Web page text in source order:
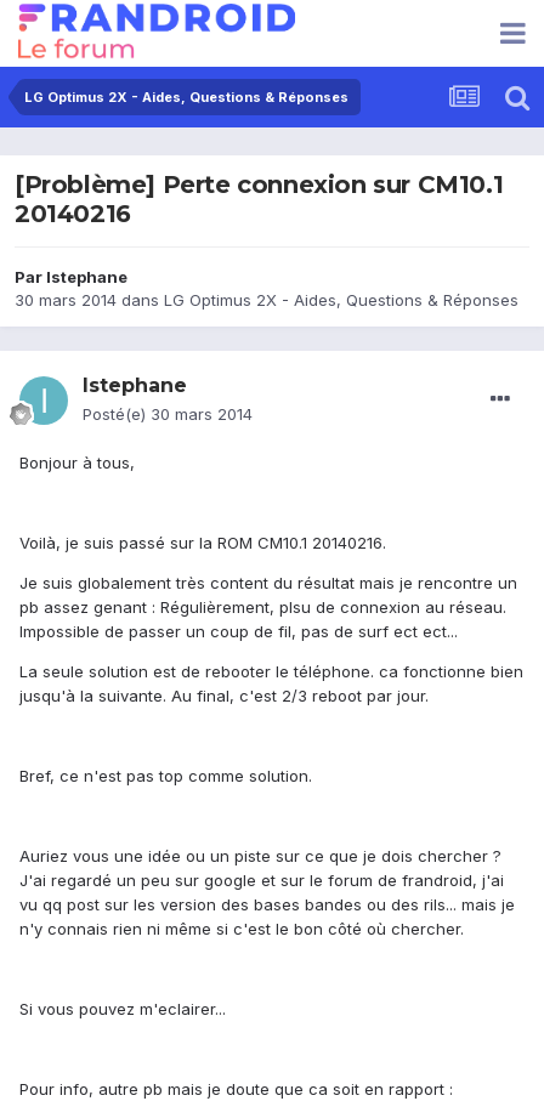
LG Optimus 2X - Aides, Questions & Réponses
[Problème] Perte connexion sur CM10.1
20140216
Par Istephane
30 mars 2014 dans LG Optimus 2X - Aides, Questions & Réponses
Istephane
Posté(e) 30 mars 2014
Bonjour à tous,
Voilà, je suis passé sur la ROM CM10.1 20140216.
Je suis globalement très content du résultat mais je rencontre un
pb assez genant : Régulièrement, plsu de connexion au réseau.
Impossible de passer un coup de fil, pas de surf ect ect...
La seule solution est de rebooter le téléphone. ca fonctionne bien
jusqu'à la suivante. Au final, c'est 2/3 reboot par jour.
Bref, ce n'est pas top comme solution.
Auriez vous une idée ou un piste sur ce que je dois chercher ?
J'ai regardé un peu sur google et sur le forum de frandroid, j'ai
vu qq post sur les version des bases bandes ou des rils... mais je
n'y connais rien ni même si c'est le bon côté où chercher.
Si vous pouvez m'eclairer...
Pour info, autre pb mais je doute que ca soit en rapport :